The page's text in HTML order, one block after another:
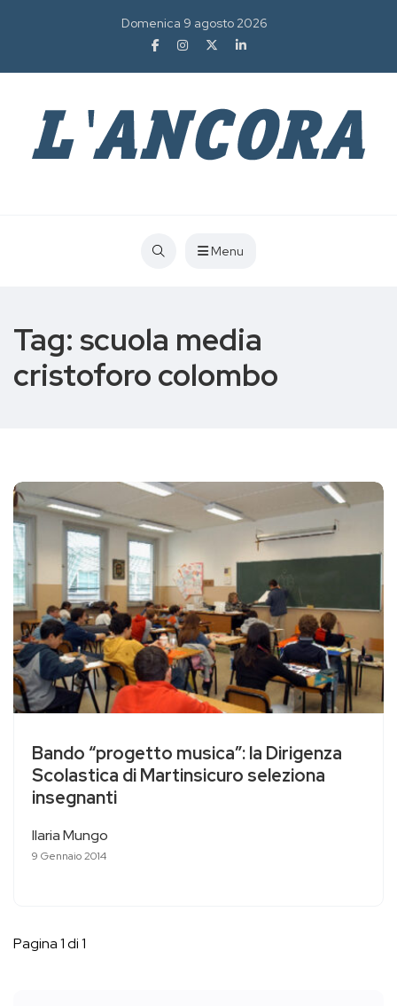
Domenica 9 agosto 2026
Menu
Tag: scuola media
cristoforo colombo
Bando “progetto musica”: la Dirigenza
Scolastica di Martinsicuro seleziona
insegnanti
Ilaria Mungo
9 Gennaio 2014
Pagina 1 di 1